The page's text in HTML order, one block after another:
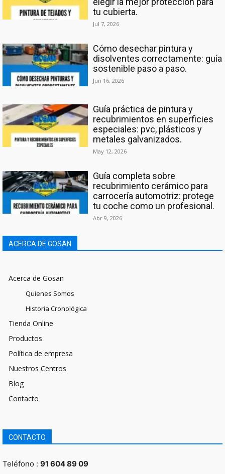
tu cubierta.
Jul 7, 2026
Cómo desechar pintura y
disolventes correctamente: guía
sostenible paso a paso.
Jun 16, 2026
Guía práctica de pintura y
recubrimientos en superficies
especiales: pvc, plásticos y
metales galvanizados.
May 12, 2026
Guía completa sobre
recubrimiento cerámico para
carrocería automotriz: protege
tu coche como un profesional.
Abr 9, 2026
ACERCA DE GOSAN
Acerca de Gosan
Quienes Somos
Historia Cronológica
Tienda Online
Productos
Política de empresa
Nuestros Centros
Blog
Contacto
CONTACTO
Teléfono : 91 604 89 09